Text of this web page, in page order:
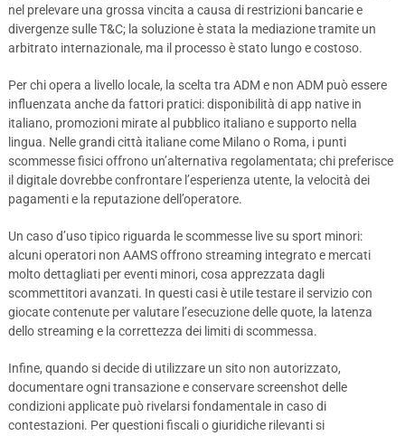
nel prelevare una grossa vincita a causa di restrizioni bancarie e
divergenze sulle T&C; la soluzione è stata la mediazione tramite un
arbitrato internazionale, ma il processo è stato lungo e costoso.
Per chi opera a livello locale, la scelta tra ADM e non ADM può essere
influenzata anche da fattori pratici: disponibilità di app native in
italiano, promozioni mirate al pubblico italiano e supporto nella
lingua. Nelle grandi città italiane come Milano o Roma, i punti
scommesse fisici offrono un’alternativa regolamentata; chi preferisce
il digitale dovrebbe confrontare l’esperienza utente, la velocità dei
pagamenti e la reputazione dell’operatore.
Un caso d’uso tipico riguarda le scommesse live su sport minori:
alcuni operatori non AAMS offrono streaming integrato e mercati
molto dettagliati per eventi minori, cosa apprezzata dagli
scommettitori avanzati. In questi casi è utile testare il servizio con
giocate contenute per valutare l’esecuzione delle quote, la latenza
dello streaming e la correttezza dei limiti di scommessa.
Infine, quando si decide di utilizzare un sito non autorizzato,
documentare ogni transazione e conservare screenshot delle
condizioni applicate può rivelarsi fondamentale in caso di
contestazioni. Per questioni fiscali o giuridiche rilevanti si